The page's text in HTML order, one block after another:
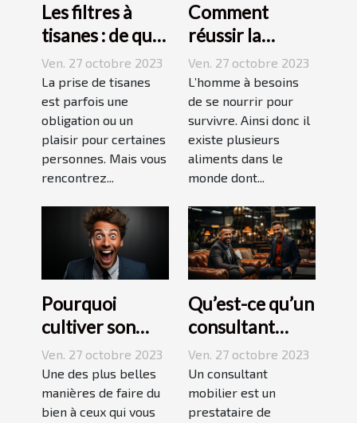
Les filtres à
tisanes : de quoi
s’agit-il ?
Ven. 27 octobre 2023
La prise de tisanes
est parfois une
obligation ou un
plaisir pour certaines
personnes. Mais vous
rencontrez...
Comment
réussir la
préparation du
riz ?
Ven. 27 octobre 2023
L’homme à besoins
de se nourrir pour
survivre. Ainsi donc il
existe plusieurs
aliments dans le
monde dont...
Pourquoi
cultiver son
esprit
humoristique ?
Ven. 27 octobre 2023
Une des plus belles
manières de faire du
bien à ceux qui vous
Qu’est-ce qu’un
consultant
mobilier ?
Ven. 27 octobre 2023
Un consultant
mobilier est un
prestataire de